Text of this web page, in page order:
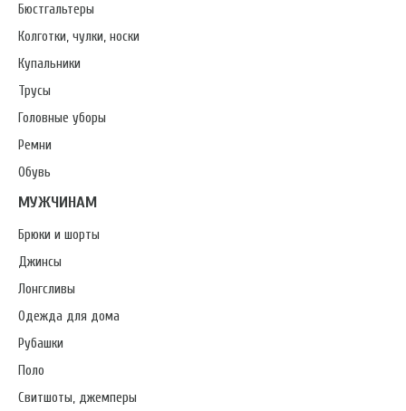
Бюстгальтеры
Колготки, чулки, носки
Купальники
Трусы
Головные уборы
Ремни
Обувь
МУЖЧИНАМ
Брюки и шорты
Джинсы
Лонгсливы
Одежда для дома
Рубашки
Поло
Свитшоты, джемперы